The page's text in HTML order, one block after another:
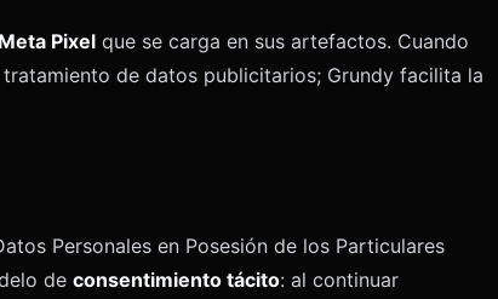
Pixel que se carga en sus artefactos. Cuando
de datos publicitarios; Grundy facilita la
Personales en Posesión de los Particulares
de consentimiento tácito: al continuar